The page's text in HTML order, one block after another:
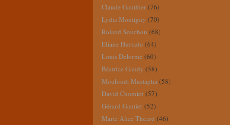
Claude Gauthier (76)
Lydia Montigny (70)
Roland Souchon (68)
Eliane Hurtado (64)
Louis Delorme (60)
Béatrice Gaudy (58)
Mouloudi Mustapha (58)
David Chomier (57)
Gérard Gautier (52)
Marie Alice Theard (46)